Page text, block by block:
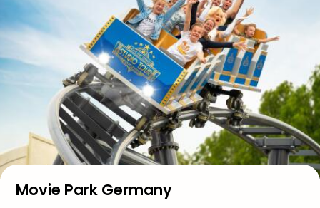
Movie Park Germany